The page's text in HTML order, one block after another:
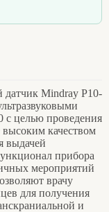
Mindray P10-
с целью проведения
качеством
выдачей
прибора
мероприятий
врачу
для получения
и